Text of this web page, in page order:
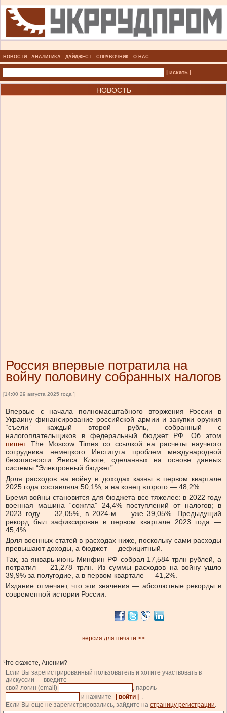
НОВОСТИ АНАЛИТИКА ДАЙДЖЕСТ СПРАВОЧНИК О НАС
| искать |
НОВОСТЬ
Россия впервые потратила на
войну половину собранных налогов
[14:00 29 августа 2025 года ]
Впервые с начала полномасштабного вторжения России в
Украину финансирование российской армии и закупки оружия
“съели” каждый второй рубль, собранный с
налогоплательщиков в федеральный бюджет РФ.
Об этом
пишет The Moscow Times со ссылкой на расчеты научного
сотрудника немецкого Института проблем международной
безопасности Яниса Клюге, сделанных на основе данных
системы “Электронный бюджет”.
Доля расходов на войну в доходах казны в первом квартале
2025 года составляла 50,1%, а на конец второго — 48,2%.
Бремя войны становится для бюджета все тяжелее: в 2022 году
военная машина “сожгла” 24,4% поступлений от налогов; в
2023 году — 32,05%, в 2024-м — уже 39,05%. Предыдущий
рекорд был зафиксирован в первом квартале 2023 года —
45,4%.
Доля военных статей в расходах ниже, поскольку сами расходы
превышают доходы, а бюджет — дефицитный.
Так, за январь-июнь Минфин РФ собрал 17,584 трлн рублей, а
потратил — 21,278 трлн. Из суммы расходов на войну ушло
39,9% за полугодие, а в первом квартале — 41,2%.
Издание отмечает, что эти значения — абсолютные рекорды в
современной истории России.
версия для печати >>
Что скажете, Аноним?
Если Вы зарегистрированный пользователь и хотите участвовать в
дискуссии — введите
свой логин (email)
, пароль
и нажмите
| войти |
.
Если Вы еще не зарегистрировались, зайдите на страницу регистрации.